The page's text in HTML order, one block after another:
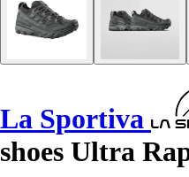
La Sportiva
shoes Ultra